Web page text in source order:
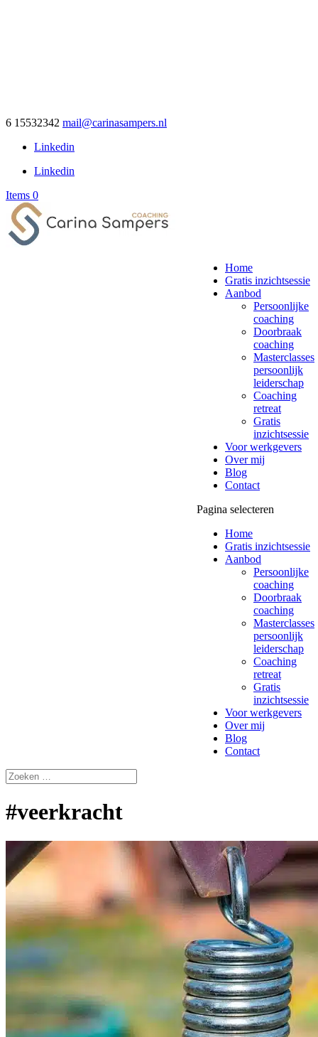
6 15532342 mail@carinasampers.nl
Linkedin
Linkedin
Items 0
Home
Gratis inzichtsessie
Aanbod
Persoonlijke
coaching
Doorbraak
coaching
Masterclasses
persoonlijk
leiderschap
Coaching
retreat
Gratis
inzichtsessie
Voor werkgevers
Over mij
Blog
Contact
Pagina selecteren
Home
Gratis inzichtsessie
Aanbod
Persoonlijke
coaching
Doorbraak
coaching
Masterclasses
persoonlijk
leiderschap
Coaching
retreat
Gratis
inzichtsessie
Voor werkgevers
Over mij
Blog
Contact
#veerkracht